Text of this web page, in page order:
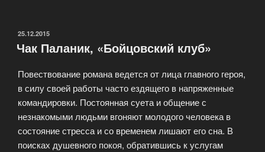
ОПУБЛИКОВАНО
25.12.2015
Чак Паланик, «Бойцовский клуб»
Повествование романа ведется от лица главного героя,
в силу своей работы часто ездящего в напряженные
командировки. Постоянная суета и общение с
незнакомыми людьми вгоняют молодого человека в
состояние стресса и со временем лишают его сна. В
поисках душевного покоя, обратившись к услугам